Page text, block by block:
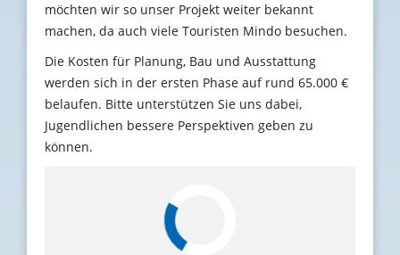
möchten wir so unser Projekt weiter bekannt
machen, da auch viele Touristen Mindo besuchen.
Die Kosten für Planung, Bau und Ausstattung
werden sich in der ersten Phase auf rund 65.000 €
belaufen. Bitte unterstützen Sie uns dabei,
Jugendlichen bessere Perspektiven geben zu
können.